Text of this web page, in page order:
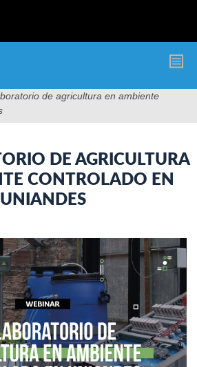
de agricultura en ambiente
DE AGRICULTURA
CONTROLADO EN
UNIANDES